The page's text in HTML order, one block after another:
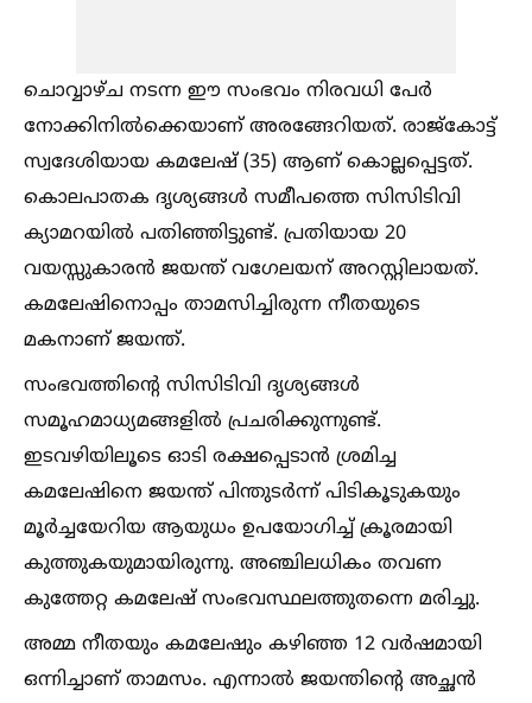
ചൊവ്വാഴ്ച നടന്ന ഈ സംഭവം നിരവധി പേർ
നോക്കിനില്‍ക്കെയാണ് അരങ്ങേറിയത്. രാജ്‌കോട്ട്
സ്വദേശിയായ കമലേഷ് (35) ആണ് കൊല്ലപ്പെട്ടത്.
കൊലപാതക ദൃശ്യങ്ങള്‍ സമീപത്തെ സിസിടിവി
ക്യാമറയില്‍ പതിഞ്ഞിട്ടുണ്ട്. പ്രതിയായ 20
വയസ്സുകാരൻ ജയന്ത് വഗേലയന് അറസ്റ്റിലായത്.
കമലേഷിനൊപ്പം താമസിച്ചിരുന്ന നീതയുടെ
മകനാണ് ജയന്ത്.
സംഭവത്തിന്‍റെ സിസിടിവി ദൃശ്യങ്ങള്‍
സമൂഹമാധ്യമങ്ങളില്‍ പ്രചരിക്കുന്നുണ്ട്.
ഇടവഴിയിലൂടെ ഓടി രക്ഷപ്പെടാൻ ശ്രമിച്ച
കമലേഷിനെ ജയന്ത് പിന്തുടർന്ന് പിടികൂടുകയും
മൂർച്ചയേറിയ ആയുധം ഉപയോഗിച്ച്‌ ക്രൂരമായി
കുത്തുകയുമായിരുന്നു. അഞ്ചിലധികം തവണ
കുത്തേറ്റ കമലേഷ് സംഭവസ്ഥലത്തുതന്നെ മരിച്ചു.
അമ്മ നീതയും കമലേഷും കഴിഞ്ഞ 12 വർഷമായി
ഒന്നിച്ചാണ് താമസം. എന്നാല്‍ ജയന്തിന്‍റെ അച്ഛൻ